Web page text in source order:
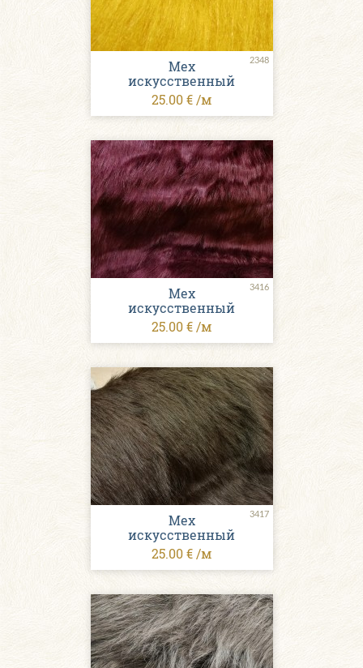
2348
Мех
искусственный
25.00 € /м
3416
Мех
искусственный
25.00 € /м
3417
Мех
искусственный
25.00 € /м